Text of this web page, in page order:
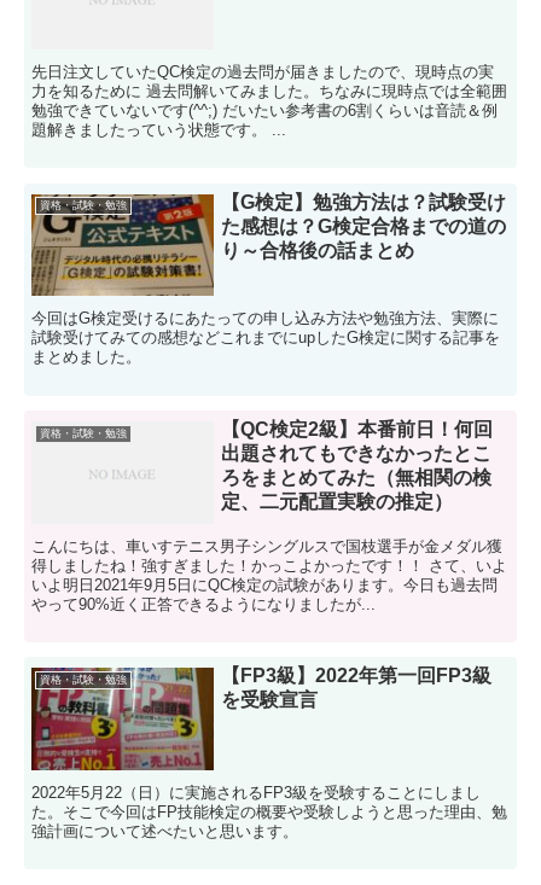
先日注文していたQC検定の過去問が届きましたので、現時点の実
力を知るために 過去問解いてみました。ちなみに現時点では全範囲
勉強できていないです(^^;) だいたい参考書の6割くらいは音読＆例
題解きましたっていう状態です。 ...
資格・試験・勉強
【G検定】勉強方法は？試験受け
た感想は？G検定合格までの道の
り～合格後の話まとめ
今回はG検定受けるにあたっての申し込み方法や勉強方法、実際に
試験受けてみての感想などこれまでにupしたG検定に関する記事を
まとめました。
資格・試験・勉強
【QC検定2級】本番前日！何回
出題されてもできなかったとこ
ろをまとめてみた（無相関の検
定、二元配置実験の推定）
こんにちは、車いすテニス男子シングルスで国枝選手が金メダル獲
得しましたね！強すぎました！かっこよかったです！！ さて、いよ
いよ明日2021年9月5日にQC検定の試験があります。今日も過去問
やって90%近く正答できるようになりましたが...
資格・試験・勉強
【FP3級】2022年第一回FP3級
を受験宣言
2022年5月22（日）に実施されるFP3級を受験することにしまし
た。そこで今回はFP技能検定の概要や受験しようと思った理由、勉
強計画について述べたいと思います。